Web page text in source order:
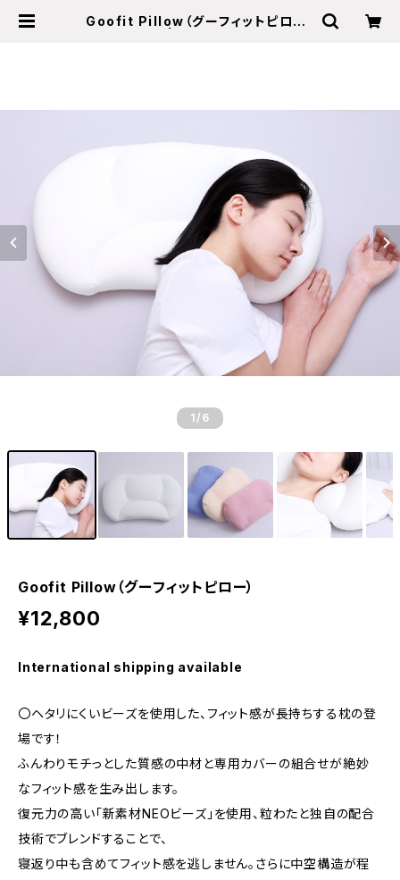
Goofit Pillow（グーフィットピロー）
1 /6
Goofit Pillow（グーフィットピロー）
¥12,800
International shipping available
〇ヘタリにくいビーズを使用した、フィット感が長持ちする枕の登
場です！
ふんわりモチっとした質感の中材と専用カバーの組合せが絶妙
なフィット感を生み出します。
復元力の高い「新素材NEOビーズ」を使用、粒わたと独自の配合
技術でブレンドすることで、
寝返り中も含めてフィット感を逃しません。さらに中空構造が程